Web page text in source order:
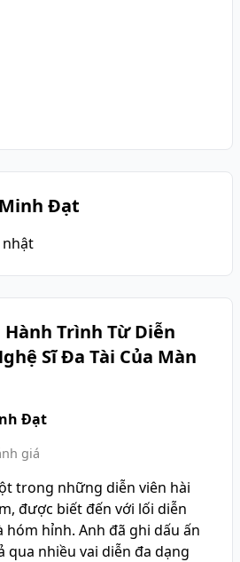
Đạt
nhật
Trình Từ Diễn
Sĩ Đa Tài Của Màn
Đạt
giá
trong những diễn viên hài
được biết đến với lối diễn
hóm hỉnh. Anh đã ghi dấu ấn
nhiều vai diễn đa dạng